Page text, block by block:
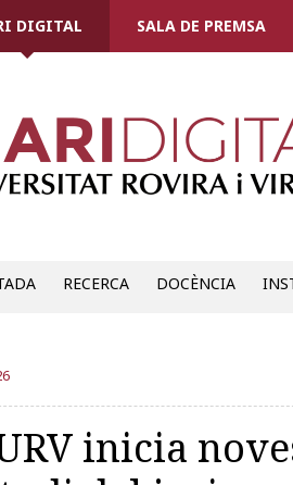
DIGITAL SALA DE PREMSA
RECERCA DOCÈNCIA
inicia